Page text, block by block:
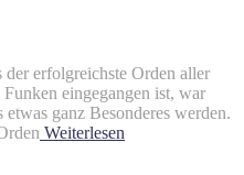
der erfolgreichste Orden aller
eingegangen ist, war
ganz Besonderes werden.
Weiterlesen